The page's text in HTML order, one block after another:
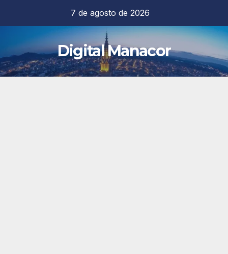
contenido
7 de agosto de 2026
Digital Manacor